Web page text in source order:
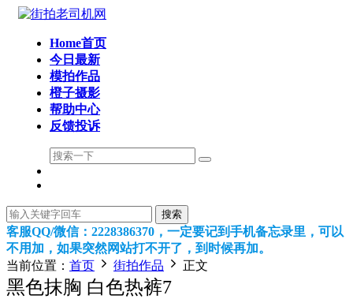
Home首页
今日最新
模拍作品
橙子摄影
帮助中心
反馈投诉
搜索
客服QQ/微信：2228386370，一定要记到手机备忘录里，可以
不用加，如果突然网站打不开了，到时候再加。
当前位置： 首页 街拍作品 正文
黑色抹胸 白色热裤7